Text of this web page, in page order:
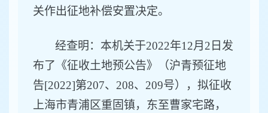
关作出征地补偿安置决定。
经查明：本机关于2022年12月 2 日发
布了《征收土地预公告》（沪青预征地
告[2022]第207、 208、 209号），拟征收
上海市青浦区重固镇， 东至曹家宅路，